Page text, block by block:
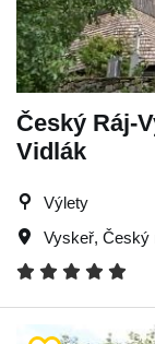
Český Ráj-
Vidlák
Výlety
Vyskeř, Český